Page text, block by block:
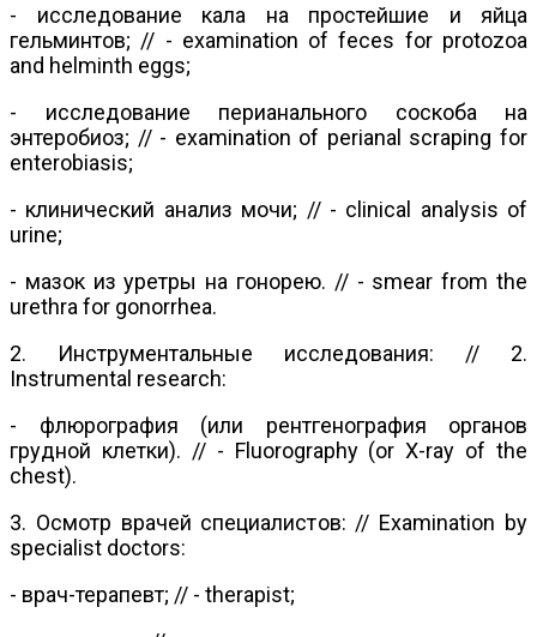
- исследование кала на простейшие и яйца
гельминтов; // - examination of feces for protozoa
and helminth eggs;
- исследование перианального соскоба на
энтеробиоз; // - examination of perianal scraping for
enterobiasis;
- клинический анализ мочи; // - clinical analysis of
urine;
- мазок из уретры на гонорею. // - smear from the
urethra for gonorrhea.
2. Инструментальные исследования: // 2.
Instrumental research:
- флюрография (или рентгенография органов
грудной клетки). // - Fluorography (or X-ray of the
chest).
3. Осмотр врачей специалистов: // Examination by
specialist doctors:
- врач-терапевт; // - therapist;